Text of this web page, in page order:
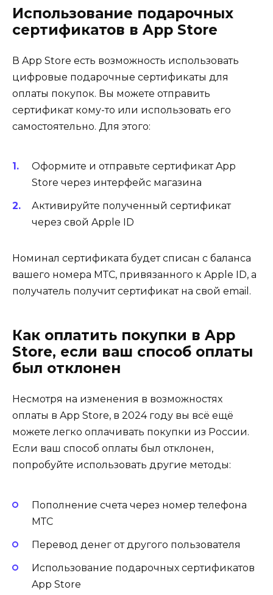
Использование подарочных
сертификатов в App Store
В App Store есть возможность использовать
цифровые подарочные сертификаты для
оплаты покупок. Вы можете отправить
сертификат кому-то или использовать его
самостоятельно. Для этого:
Оформите и отправьте сертификат App
Store через интерфейс магазина
Активируйте полученный сертификат
через свой Apple ID
Номинал сертификата будет списан с баланса
вашего номера МТС, привязанного к Apple ID, а
получатель получит сертификат на свой email.
Как оплатить покупки в App
Store, если ваш способ оплаты
был отклонен
Несмотря на изменения в возможностях
оплаты в App Store, в 2024 году вы всё ещё
можете легко оплачивать покупки из России.
Если ваш способ оплаты был отклонен,
попробуйте использовать другие методы:
Пополнение счета через номер телефона
МТС
Перевод денег от другого пользователя
Использование подарочных сертификатов
App Store